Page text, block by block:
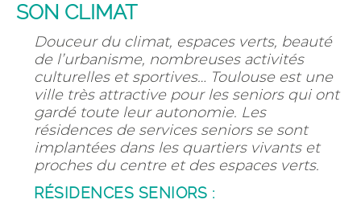
SON CLIMAT
Douceur du climat, espaces verts, beauté
de l’urbanisme, nombreuses activités
culturelles et sportives… Toulouse est une
ville très attractive pour les seniors qui ont
gardé toute leur autonomie. Les
résidences de services seniors se sont
implantées dans les quartiers vivants et
proches du centre et des espaces verts.
RÉSIDENCES SENIORS :